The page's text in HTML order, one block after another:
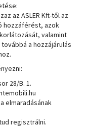
az ASLER Kft-től az
hozzáférést, azok
valamint
a hozzájárulás
28/B. 1.
elmaradásának
regisztrálni.